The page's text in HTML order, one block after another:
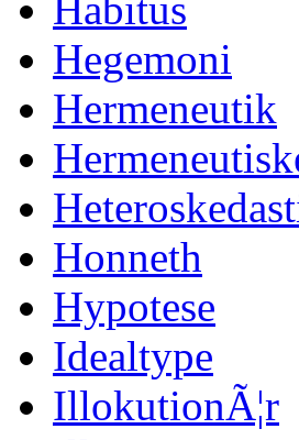
Hegemoni
Hermeneutik
Honneth
Hypotese
Idealtype
IllokutionÃ¦r